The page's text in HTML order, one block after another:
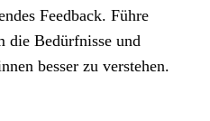
Feedback. Führe
die Bedürfnisse und
besser zu verstehen.